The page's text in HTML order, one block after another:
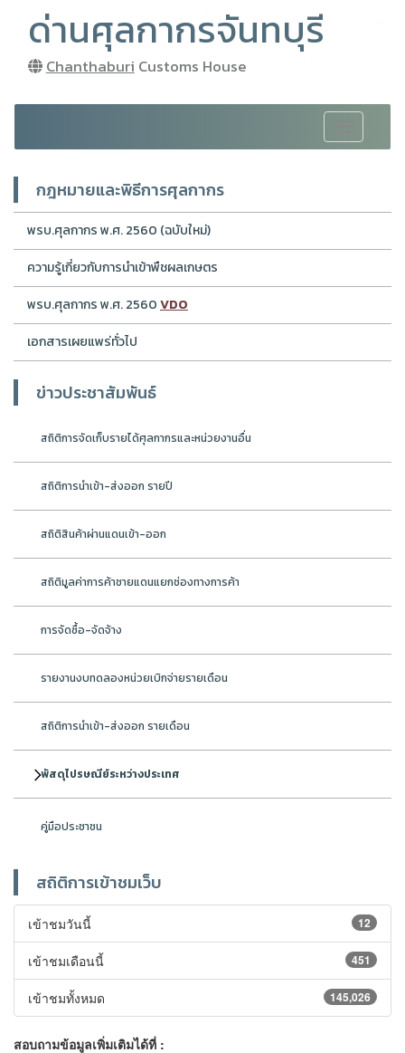
ด่านศุลกากรจันทบุรี
ChanthaburiCustoms House
navigation
กฎหมายและพิธีการศุลกากร
พรบ.ศุลกากร พ.ศ. 2560 (ฉบับใหม่)
ความรู้เกี่ยวกับการนำเข้าพืชผลเกษตร
พรบ.ศุลกากร พ.ศ. 2560VDO
เอกสารเผยแพร่ทั่วไป
ข่าวประชาสัมพันธ์
สถิติการจัดเก็บรายได้ศุลกากรและหน่วยงานอื่น
สถิติการนำเข้า-ส่งออก รายปี
สถิติสินค้าผ่านแดนเข้า-ออก
สถิติมูลค่าการค้าชายแดนแยกช่องทางการค้า
การจัดซื้อ-จัดจ้าง
รายงานงบทดลองหน่วยเบิกจ่ายรายเดือน
สถิติการนำเข้า-ส่งออก รายเดือน
พัสดุไปรษณีย์ระหว่างประเทศ
คู่มือประชาชน
สถิติการเข้าชมเว็บ
12
เข้าชมวันนี้
451
เข้าชมเดือนนี้
145,026
เข้าชมทั้งหมด
สอบถามข้อมูลเพิ่มเติมได้ที่ :